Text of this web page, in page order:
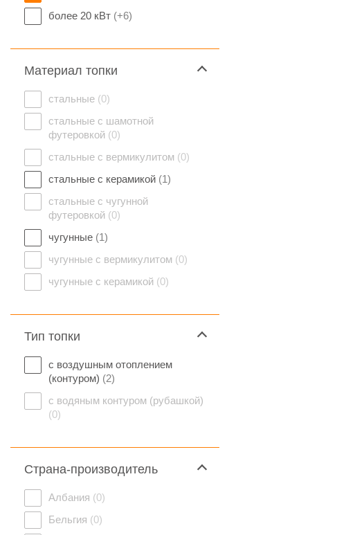
более 20 кВт (+6)
Материал топки
стальные (0)
стальные с шамотной
футеровкой (0)
стальные с вермикулитом (0)
стальные с керамикой (1)
стальные с чугунной
футеровкой (0)
чугунные (1)
чугунные с вермикулитом (0)
чугунные с керамикой (0)
Тип топки
с воздушным отоплением
(контуром) (2)
с водяным контуром (рубашкой)
(0)
Страна-производитель
Албания (0)
Бельгия (0)